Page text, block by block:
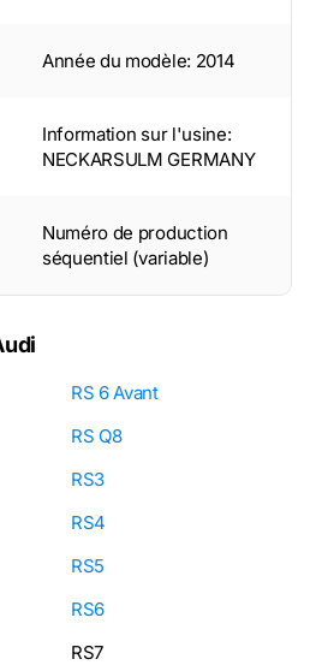
Année du modèle: 2014
Information sur l'usine:
NECKARSULM GERMANY
Numéro de production
séquentiel (variable)
RS 6 Avant
RS Q8
RS3
RS4
RS5
RS6
RS7